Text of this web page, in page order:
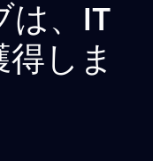
は、IT
しま